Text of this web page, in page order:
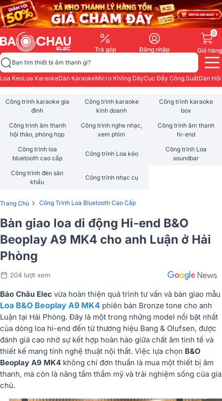
Trả góp Đăng nhập
0
Giỏ hàng
Bạn tìm thiết bị âm thanh gì?
Loa KéoLoa KaraokeDàn KaraokeMicro Không DâyCục Đẩy Công SuấtDàn
Công trình karaoke gia
đình
Công trình karaoke
kinh doanh
Công trình karaoke
box
Công trình âm thanh
hội thảo, phòng họp
Công trình nghe nhạc,
xem phim
Công trình âm thanh
hi-end
Công trình loa
bluetooth cao cấp
Công trình Loa kéo
Công trình Loa
soundbar
Công trình đèn sân
khấu
Công trình nhạc cụ
Trang Chủ › Công Trình Loa Bluetooth Cao Cấp
Bàn giao loa di động Hi-end B&O
Beoplay A9 MK4 cho anh Luận ở Hải
Phòng
204 lượt xem
Bảo Châu Elec vừa hoàn thiện quá trình tư vấn và bàn giao mẫu
Loa B&O Beoplay A9 MK4 phiên bản Bronze tone cho anh
Luận tại Hải Phòng. Đây là một trong những model nổi bật nhất
của dòng loa hi-end đến từ thương hiệu Bang & Olufsen, được
đánh giá cao nhờ sự kết hợp hoàn hảo giữa chất âm tinh tế và
thiết kế mang tính nghệ thuật nội thất. Việc lựa chọn B&O
Beoplay A9 MK4 không chỉ đơn thuần là mua một thiết bị âm
thanh, mà còn là nâng tầm thẩm mỹ và trải nghiệm sống của gia
chủ.